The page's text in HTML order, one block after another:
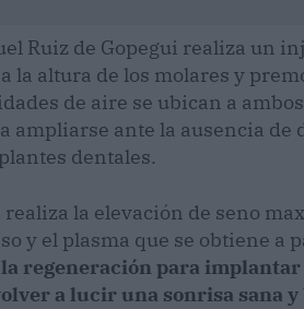
Ruiz de Gopegui realiza un
la altura de los molares y
de aire se ubican a
ampliarse ante la ausencia de
dentales.
la elevación de seno
y el plasma que se obtiene a
regeneración para implantar
a lucir una sonrisa sana